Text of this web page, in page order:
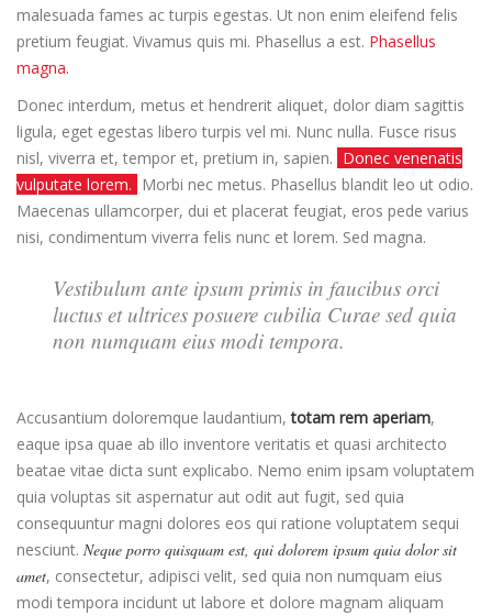
malesuada fames ac turpis egestas. Ut non enim eleifend felis
pretium feugiat. Vivamus quis mi. Phasellus a est. Phasellus
magna.
Donec interdum, metus et hendrerit aliquet, dolor diam sagittis
ligula, eget egestas libero turpis vel mi. Nunc nulla. Fusce risus
nisl, viverra et, tempor et, pretium in, sapien. Donec venenatis
vulputate lorem. Morbi nec metus. Phasellus blandit leo ut odio.
Maecenas ullamcorper, dui et placerat feugiat, eros pede varius
nisi, condimentum viverra felis nunc et lorem. Sed magna.
Vestibulum ante ipsum primis in faucibus orci
luctus et ultrices posuere cubilia Curae sed quia
non numquam eius modi tempora.
Accusantium doloremque laudantium,totam rem aperiam,
eaque ipsa quae ab illo inventore veritatis et quasi architecto
beatae vitae dicta sunt explicabo. Nemo enim ipsam voluptatem
quia voluptas sit aspernatur aut odit aut fugit, sed quia
consequuntur magni dolores eos qui ratione voluptatem sequi
nesciunt. Neque porro quisquam est, qui dolorem ipsum quia dolor sit
amet, consectetur, adipisci velit, sed quia non numquam eius
modi tempora incidunt ut labore et dolore magnam aliquam